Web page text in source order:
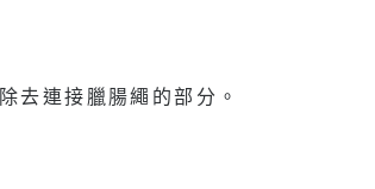
去連接臘腸繩的部分。